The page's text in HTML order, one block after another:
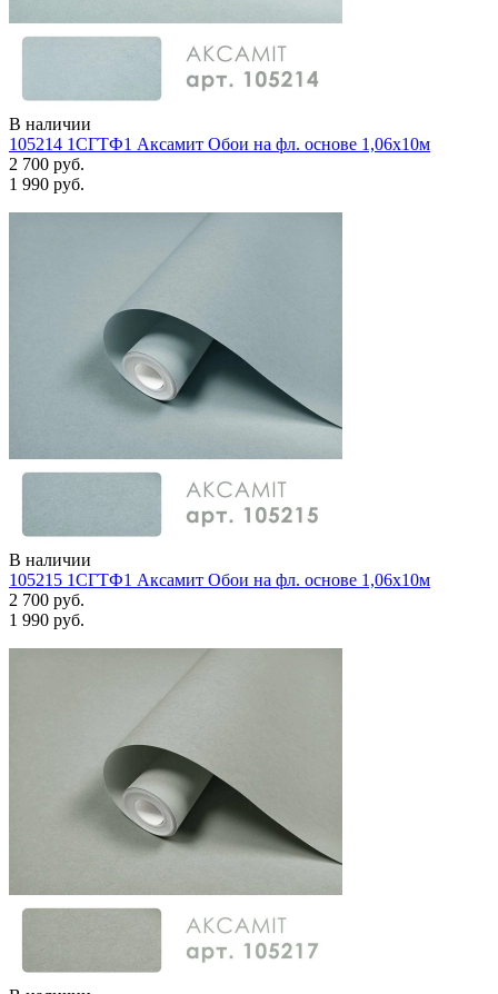
В наличии
105214 1СГТФ1 Аксамит Обои на фл. основе 1,06х10м
2 700 руб.
1 990 руб.
В наличии
105215 1СГТФ1 Аксамит Обои на фл. основе 1,06х10м
2 700 руб.
1 990 руб.